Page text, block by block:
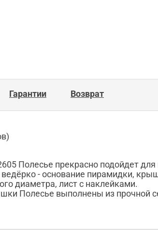
Гарантии Возврат
Полесье прекрасно подойдет
- основание пирамидки,
диаметра, лист с наклейками.
Полесье выполнены из прочной